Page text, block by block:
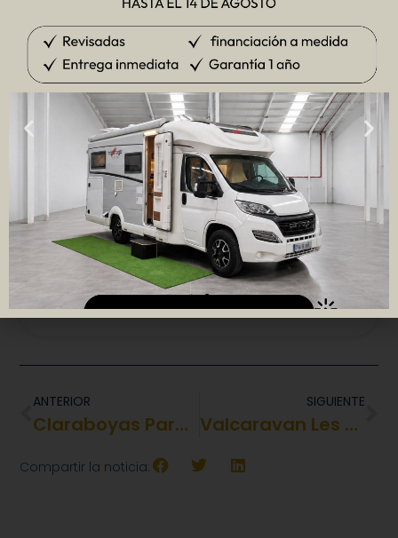
asesorando a clientes
en la elección de
vehículos recreativos y
siguiendo de cerca las
últimas tendencias del
mercado. Su
conocimiento técnico
y comercial la
convierte en una
referencia para
quienes buscan
información fiable
sobre el mundo de las
autocaravanas y
campers.
ANTERIOR
Claraboyas Para Autocaravanas
SIGUIENTE
Valcaravan Les Desea Un Feliz 2019
Compartir la noticia: